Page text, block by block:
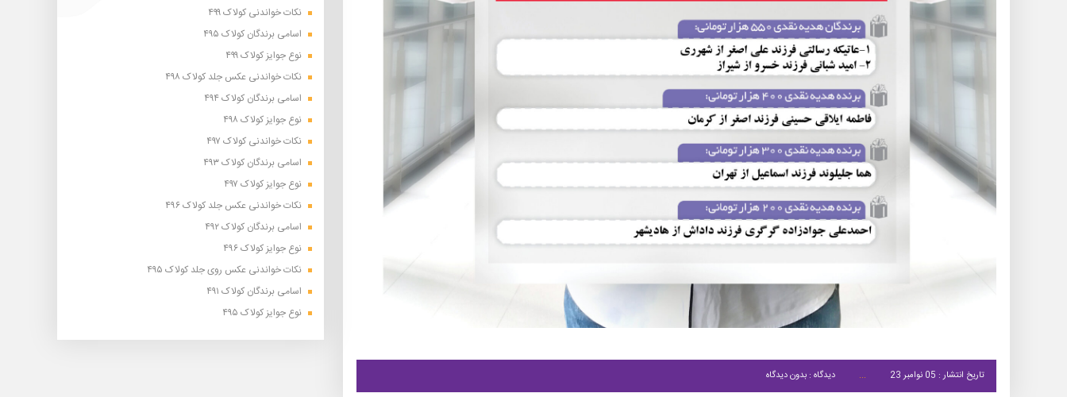
تاریخ انتشار : 05 نوامبر 23 دیدگاه : بدون دیدگاه
نکات خواندنی کولاک ۴۹۹
اسامی برندگان کولاک ۴۹۵
نوع جوایز کولاک ۴۹۹
نکات خواندنی عکس جلد کولاک ۴۹۸
اسامی برندگان کولاک ۴۹۴
نوع جوایز کولاک ۴۹۸
نکات خواندنی کولاک ۴۹۷
اسامی برندگان کولاک ۴۹۳
نوع جوایز کولاک ۴۹۷
نکات خواندنی عکس جلد کولاک ۴۹۶
اسامی برندگان کولاک ۴۹۲
نوع جوایز کولاک ۴۹۶
نکات خواندنی عکس روی جلد کولاک ۴۹۵
اسامی برندگان کولاک ۴۹۱
نوع جوایز کولاک ۴۹۵